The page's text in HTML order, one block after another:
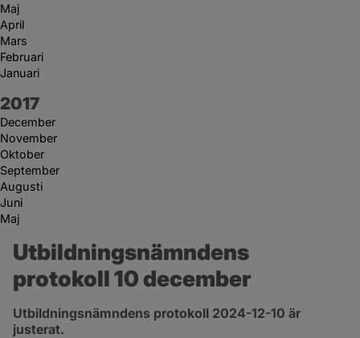
Maj
April
Mars
Februari
Januari
År:
2017
December
November
Oktober
September
Augusti
Juni
Maj
Utbildningsnämndens
protokoll 10 december
Utbildningsnämndens protokoll 2024-12-10 är
justerat.